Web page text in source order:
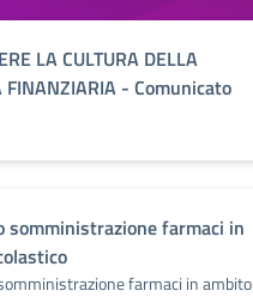
LA CULTURA DELLA
FINANZIARIA - Comunicato
somministrazione farmaci in
farmaci in ambito